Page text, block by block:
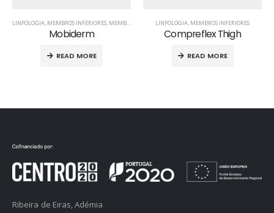
LINFOLOGIA, MEMBROS INFERIORES, MEMBROS SUPERIORES ,PÓS MASTECTOMIA
Mobiderm
READ MORE
LINFOLOGIA, MEMBROS INFERIORES
Compreflex Thigh
READ MORE
Ribeira de Eiras, Adémia